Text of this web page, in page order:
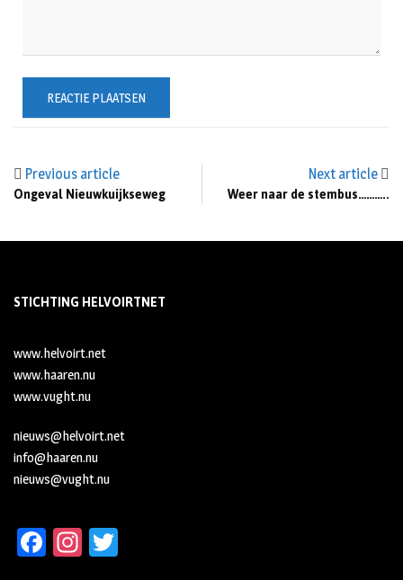
Previous article
Ongeval Nieuwkuijkseweg
Next article
Weer naar de stembus………..
STICHTING HELVOIRTNET
www.helvoirt.net
www.haaren.nu
www.vught.nu
nieuws@helvoirt.net
info@haaren.nu
nieuws@vught.nu
Fa In